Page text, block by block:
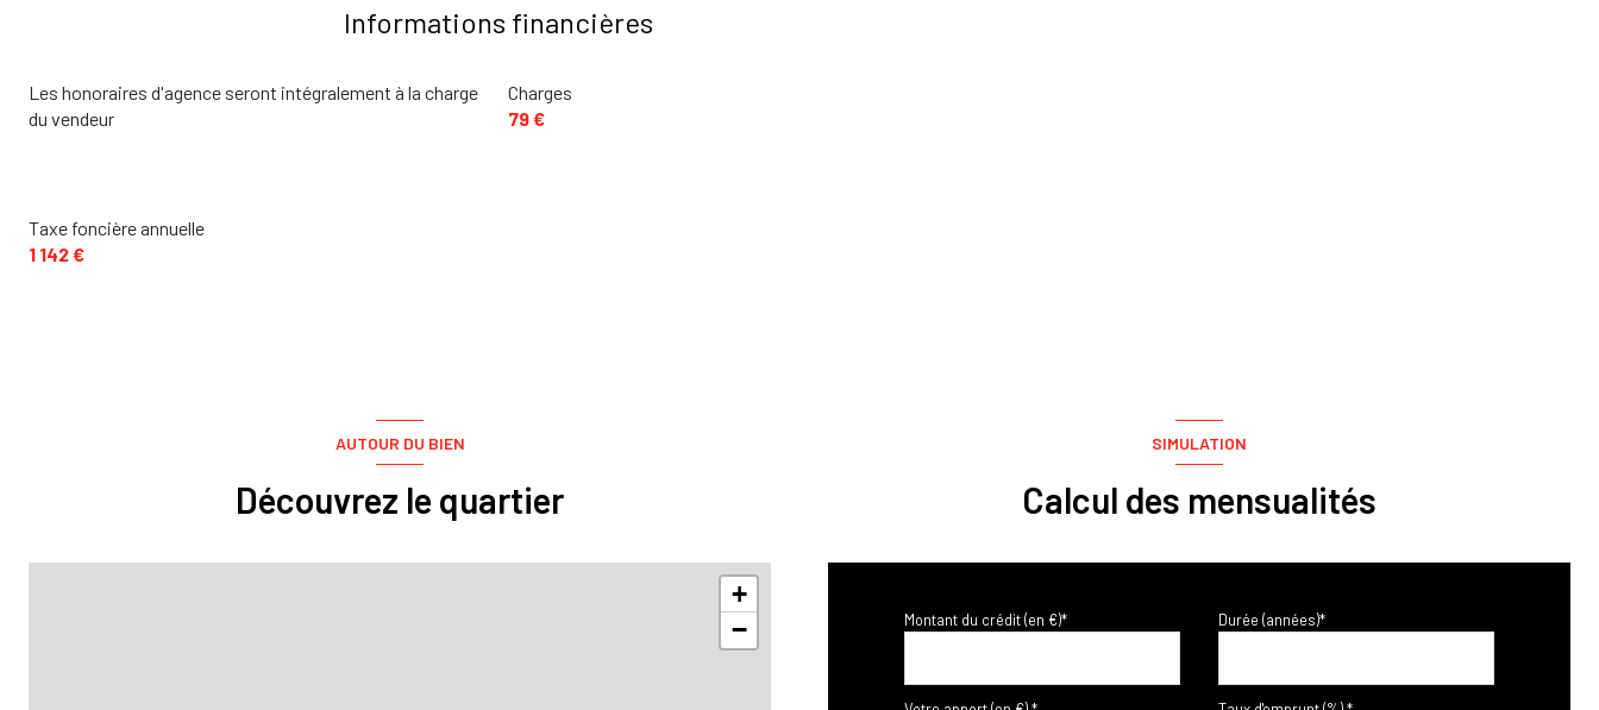
Informations financières
Les honoraires d'agence seront intégralement à la charge
du vendeur
Charges
79 €
Taxe foncière annuelle
1 142 €
AUTOUR DU BIEN
Découvrez le quartier
+
−
SIMULATION
Calcul des mensualités
Montant du crédit (en €)* Durée (années)*